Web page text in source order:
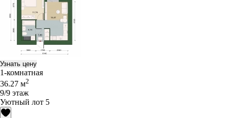
Узнать цену
1-комнатная
36.27 м2
9/9 этаж
Уютный лот 5